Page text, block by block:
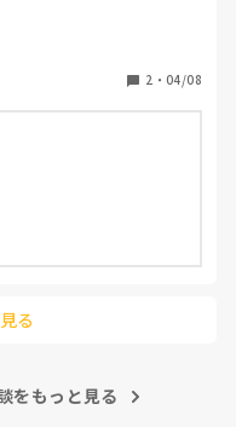
ちが落ち着かないです
膳台を並べて一斉に食
できるのか。
新人さんからテーブル
のは
2 ・ 04/08
る
をもっと見る